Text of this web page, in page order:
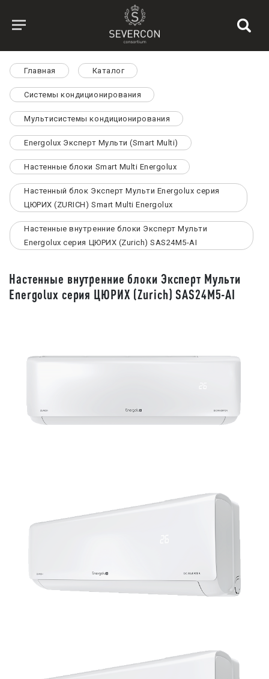
Главная Каталог
Системы кондиционирования
Мультисистемы кондиционирования
Energolux Эксперт Мульти (Smart Multi)
Настенные блоки Smart Multi Energolux
Настенный блок Эксперт Мульти Energolux серия
ЦЮРИХ (ZURICH) Smart Multi Energolux
Настенные внутренние блоки Эксперт Мульти
Energolux серия ЦЮРИХ (Zurich) SAS24M5-AI
Настенные внутренние блоки Эксперт Мульти
Energolux серия ЦЮРИХ (Zurich) SAS24M5-AI